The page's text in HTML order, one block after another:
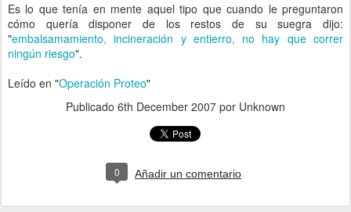
Es lo que tenía en mente aquel tipo que cuando le preguntaron
cómo quería disponer de los restos de su suegra dijo:
"embalsamamiento, incineración y entierro, no hay que correr
ningún riesgo".
Leído en "Operación Proteo"
Publicado 6th December 2007 por Unknown
0 Añadir un comentario